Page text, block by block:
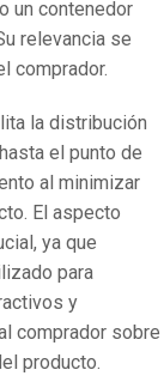
un contenedor
relevancia se
comprador.
la distribución
el punto de
al minimizar
El aspecto
ya que
para
y
comprador sobre
producto.